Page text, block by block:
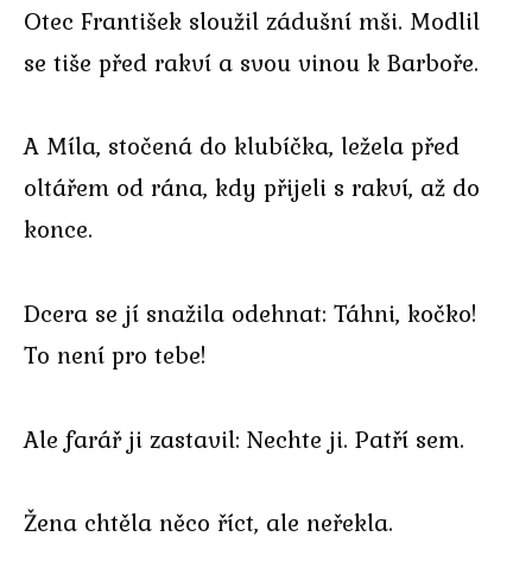
Otec František sloužil zádušní mši. Modlil
se tiše před rakví a svou vinou k Barboře.
A Míla, stočená do klubíčka, ležela před
oltářem od rána, kdy přijeli s rakví, až do
konce.
Dcera se jí snažila odehnat: Táhni, kočko!
To není pro tebe!
Ale farář ji zastavil: Nechte ji. Patří sem.
Žena chtěla něco říct, ale neřekla.